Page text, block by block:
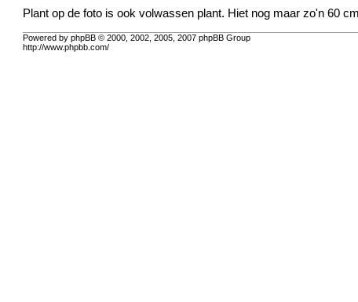
Plant op de foto is ook volwassen plant. Hiet nog maar zo'n 60
Powered by phpBB © 2000, 2002, 2005, 2007 phpBB Group
http://www.phpbb.com/